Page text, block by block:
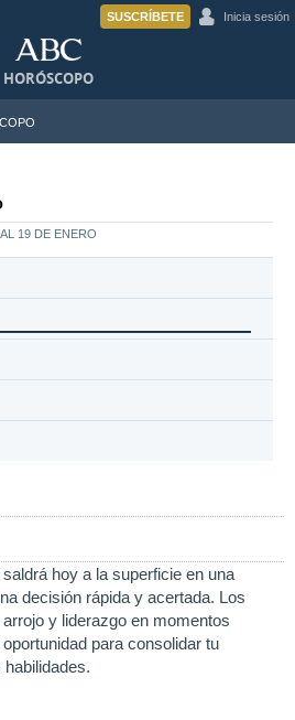
SUSCRÍBETE Inicia sesión
HORÓSCOPO
19 DE ENERO
hoy a la superficie en una
decisión rápida y acertada. Los
y liderazgo en momentos
para consolidar tu